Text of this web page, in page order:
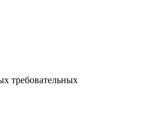
требовательных